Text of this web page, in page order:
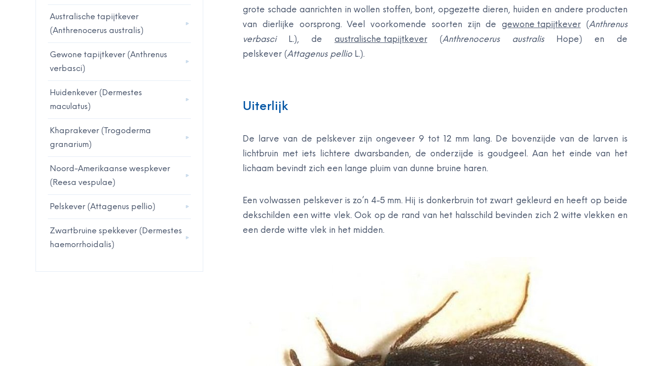
Australische tapijtkever
(Anthrenocerus australis)
Gewone tapijtkever (Anthrenus
verbasci)
Huidenkever (Dermestes
maculatus)
Khaprakever (Trogoderma
granarium)
Noord-Amerikaanse wespkever
(Reesa vespulae)
Pelskever (Attagenus pellio)
Zwartbruine spekkever (Dermestes
haemorrhoidalis)
grote schade aanrichten in wollen stoffen, bont, opgezette dieren, huiden en andere producten
van dierlijke oorsprong. Veel voorkomende soorten zijn de gewone tapijtkever (Anthrenus
verbasciL.), de australische tapijtkever (Anthrenocerus australisHope) en de
pelskever (Attagenus pellio L.).
Uiterlijk
De larve van de pelskever zijn ongeveer 9 tot 12 mm lang. De bovenzijde van de larven is
lichtbruin met iets lichtere dwarsbanden, de onderzijde is goudgeel. Aan het einde van het
lichaam bevindt zich een lange pluim van dunne bruine haren.
Een volwassen pelskever is zo’n 4-5 mm. Hij is donkerbruin tot zwart gekleurd en heeft op beide
dekschilden een witte vlek. Ook op de rand van het halsschild bevinden zich 2 witte vlekken en
een derde witte vlek in het midden.